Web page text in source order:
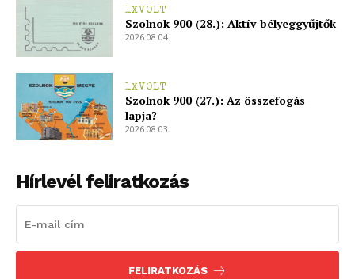
1XVOLT
Szolnok 900 (28.): Aktív bélyeggyűjtők
2026.08.04.
1XVOLT
Szolnok 900 (27.): Az összefogás
lapja?
2026.08.03.
Hírlevél feliratkozás
FELIRATKOZÁS